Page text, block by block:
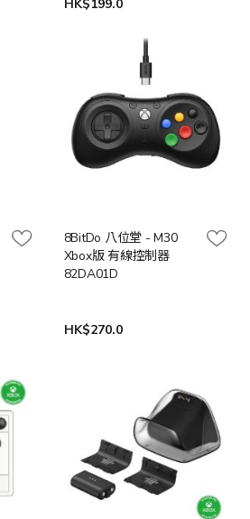
HK$199.0
8BitDo 八位堂 - M30
Xbox版 有線控制器
82DA01D
HK$270.0